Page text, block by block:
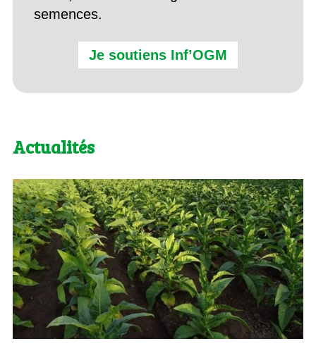
semences.
Je soutiens Inf’OGM
Actualités